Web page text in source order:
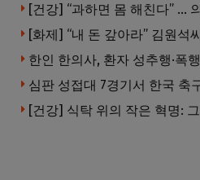
[건강] 식탁 위의 작은 혁명: